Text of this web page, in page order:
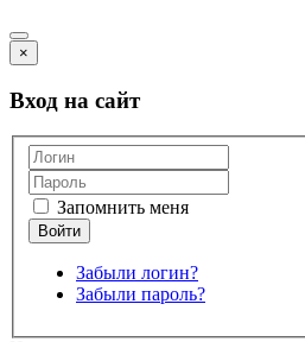
×
Вход на сайт
Запомнить меня
Забыли логин?
Забыли пароль?